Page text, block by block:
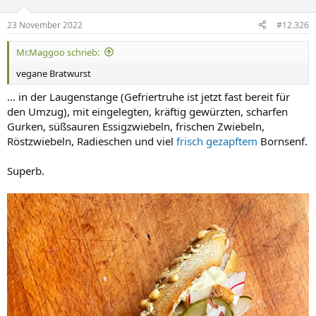
e
n
23 November 2022 #12.326
Mr.Maggoo schrieb:
vegane Bratwurst
… in der Laugenstange (Gefriertruhe ist jetzt fast bereit für
den Umzug), mit eingelegten, kräftig gewürzten, scharfen
Gurken, süßsauren Essigzwiebeln, frischen Zwiebeln,
Röstzwiebeln, Radieschen und viel frisch gezapftem Bornsenf.
Superb.